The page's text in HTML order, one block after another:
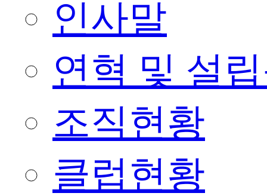
인사말
연혁 및 설
조직현황
클럽현황